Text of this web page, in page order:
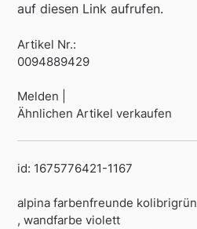
auf diesen Link aufrufen.
Artikel Nr.:
0094889429
Melden |
Ähnlichen Artikel verkaufen
id: 1675776421-1167
alpina farbenfreunde kolibrigrün
, wandfarbe violett